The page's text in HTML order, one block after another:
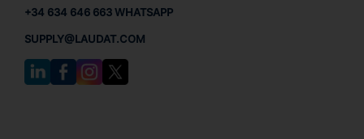
+34 634 646 663 WHATSAPP
SUPPLY@LAUDAT.COM